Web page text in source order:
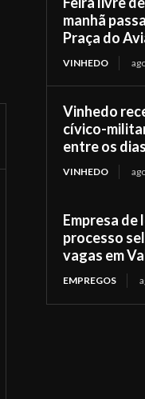
manhã
Praça do
VINHEDO
Vinhedo
cívico-
entre os
VINHEDO
Empresa
processo
vagas em
EMPREGOS